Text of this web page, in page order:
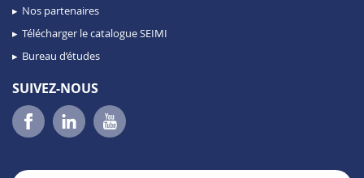
Nos partenaires
Télécharger le catalogue SEIMI
Bureau d’études
SUIVEZ-NOUS